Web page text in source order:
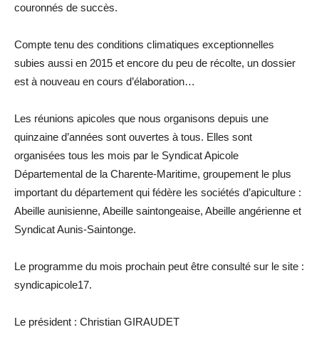
couronnés de succès.
Compte tenu des conditions climatiques exceptionnelles
subies aussi en 2015 et encore du peu de récolte, un dossier
est à nouveau en cours d’élaboration…
Les réunions apicoles que nous organisons depuis une
quinzaine d’années sont ouvertes à tous. Elles sont
organisées tous les mois par le Syndicat Apicole
Départemental de la Charente-Maritime, groupement le plus
important du département qui fédère les sociétés d’apiculture :
Abeille aunisienne, Abeille saintongeaise, Abeille angérienne et
Syndicat Aunis-Saintonge.
Le programme du mois prochain peut être consulté sur le site :
syndicapicole17.
Le président : Christian GIRAUDET